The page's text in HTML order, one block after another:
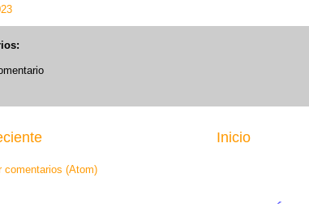
Inicio
comentarios (Atom)